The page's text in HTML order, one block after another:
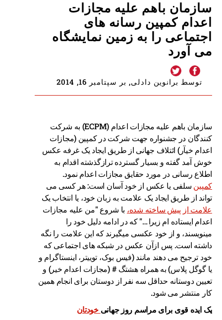
سازمان باهم علیه مجازات
اعدام کمپین رسانه های
اجتماعی را به زمین نمایشگاه
می آورد
توسط برانوین دادلی, بر سپتامبر 16, 2014
سازمان باهم علیه مجازات اعدام (ECPM) به شرکت
کنندگان در جشنواره جهت شرکت در کمپین (مجازات
اعدام خیآر) ائتلاف جهانی از طریق ایجاد یک غرفه عکس
خوش آمد گفته و بسیار گسترده ترازگذشته اقدام به
اطلاع رسانی در مورد حقایق مجازات اعدام نمود.
کمپین سلفی یا عکس از خود آسان است: هر کسی می
تواند از طریق ایجاد یک علامت به زبان خود، یا انتخاب یک
علامت از پیش ساخته شده، با شروع "من علیه مجازات
اعدام ایستاده ام زیرا …" که در ادامه دلیل خود را
مینویسند، و از خود عکسی میگیرند که این علامت را نگه
داشته است. پس ازآن عکس در شبکه های اجتماعی که
خود ترجیح می دهند مانند (فیس بوک، توییتر، اینستاگرام و
یا گوگل پلاس) به همراه هشتگ # (مجازات اعدام خیر) و
تعیین دوستانه حداقل سه نفر از دوستان برای انجام همین
کار منتشر می شود.
یک ایده قوی برای مراسم روز جهانی خودتان